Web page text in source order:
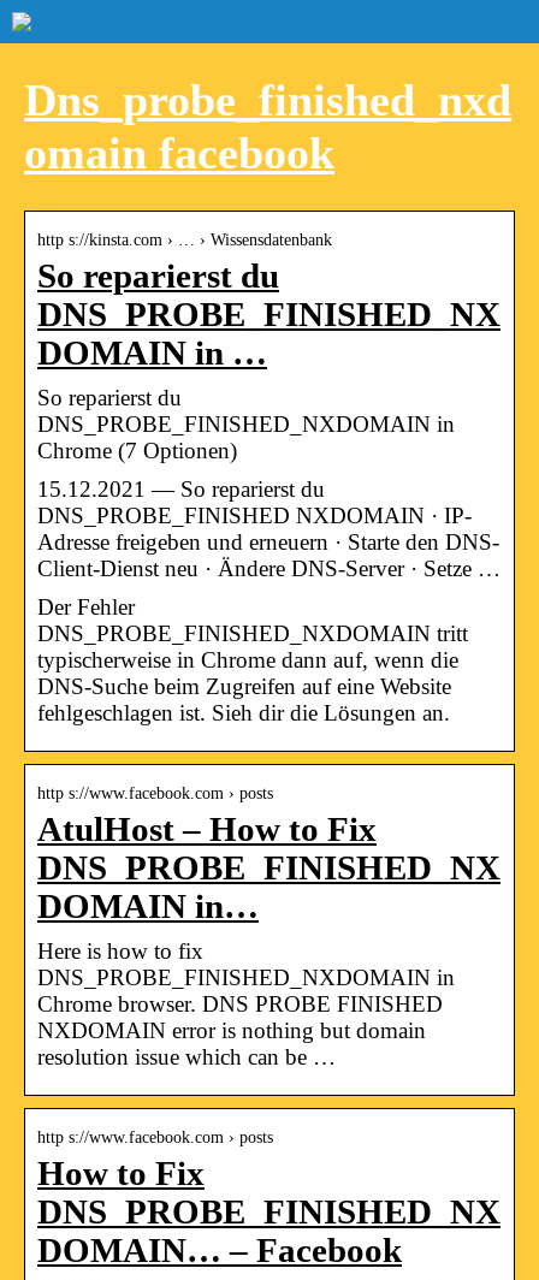
Dns_probe_finished_nxd
omain facebook
http s://kinsta.com › … › Wissensdatenbank
So reparierst du
DNS_PROBE_FINISHED_NX
DOMAIN in …
So reparierst du
DNS_PROBE_FINISHED_NXDOMAIN in
Chrome (7 Optionen)
15.12.2021 — So reparierst du
DNS_PROBE_FINISHED NXDOMAIN · IP-
Adresse freigeben und erneuern · Starte den DNS-
Client-Dienst neu · Ändere DNS-Server · Setze …
Der Fehler
DNS_PROBE_FINISHED_NXDOMAIN tritt
typischerweise in Chrome dann auf, wenn die
DNS-Suche beim Zugreifen auf eine Website
fehlgeschlagen ist. Sieh dir die Lösungen an.
http s://www.facebook.com › posts
AtulHost – How to Fix
DNS_PROBE_FINISHED_NX
DOMAIN in…
Here is how to fix
DNS_PROBE_FINISHED_NXDOMAIN in
Chrome browser. DNS PROBE FINISHED
NXDOMAIN error is nothing but domain
resolution issue which can be …
http s://www.facebook.com › posts
How to Fix
DNS_PROBE_FINISHED_NX
DOMAIN… – Facebook